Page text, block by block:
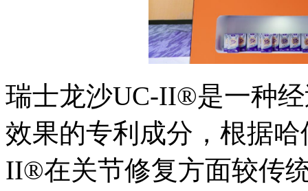
瑞士龙沙UC-II®是一种
效果的专利成分，根据
II®在关节修复方面较传